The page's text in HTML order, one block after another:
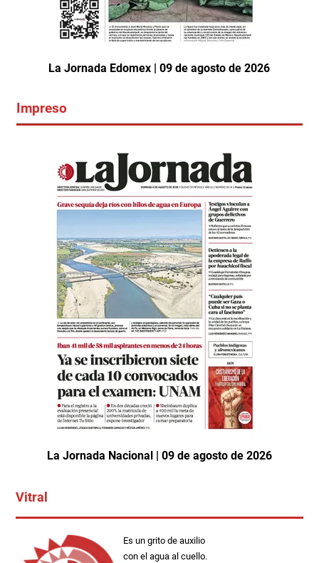
La Jornada Edomex | 09 de agosto de 2026
Impreso
La Jornada Nacional | 09 de agosto de 2026
Vitral
Es un grito de auxilio
con el agua al cuello.